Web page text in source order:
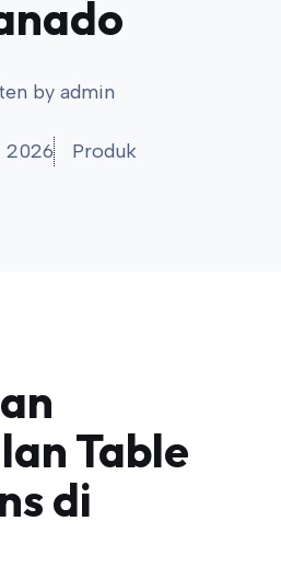
by admin
2026 Produk
Table
di